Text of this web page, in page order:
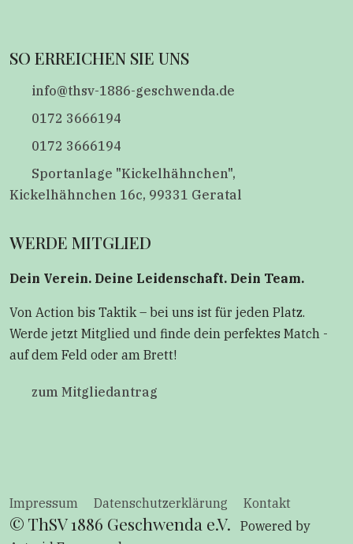
SO ERREICHEN SIE UNS
info@thsv-1886-geschwenda.de
0172 3666194
0172 3666194
Sportanlage "Kickelhähnchen",
Kickelhähnchen 16c, 99331 Geratal
WERDE MITGLIED
Dein Verein. Deine Leidenschaft. Dein Team.
Von Action bis Taktik – bei uns ist für jeden Platz.
Werde jetzt Mitglied und finde dein perfektes Match -
auf dem Feld oder am Brett!
zum Mitgliedantrag
Impressum Datenschutzerklärung Kontakt
© ThSV 1886 Geschwenda e.V.
Powered by